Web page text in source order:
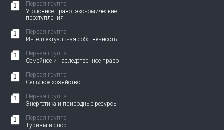
Первая группа
Уголовное право: экономические
преступления
Первая группа
Интеллектуальная собственность
Первая группа
Семейное и наследственное право
Первая группа
Сельское хозяйство
Первая группа
Энергетика и природные ресурсы
Первая группа
Туризм и спорт